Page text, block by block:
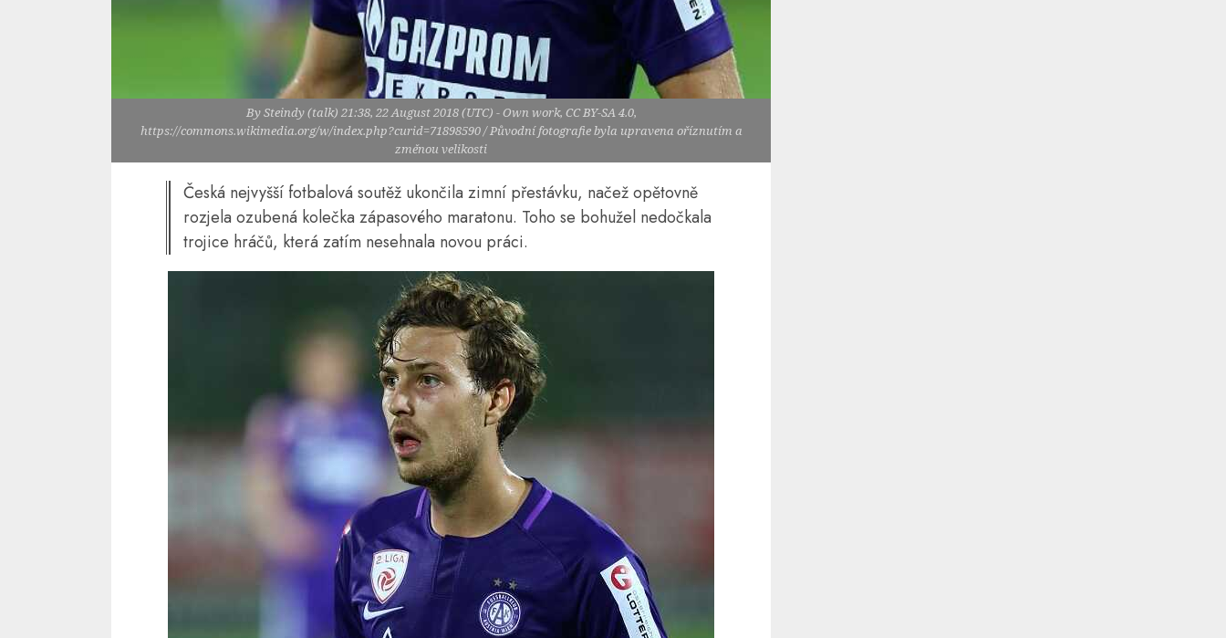
By Steindy (talk) 21:38, 22 August 2018 (UTC) - Own work, CC BY-SA 4.0,
https://commons.wikimedia.org/w/index.php?curid=71898590 / Původní fotografie byla upravena oříznutím a
změnou velikosti
Česká nejvyšší fotbalová soutěž ukončila zimní přestávku, načež opětovně
rozjela ozubená kolečka zápasového maratonu. Toho se bohužel nedočkala
trojice hráčů, která zatím nesehnala novou práci.